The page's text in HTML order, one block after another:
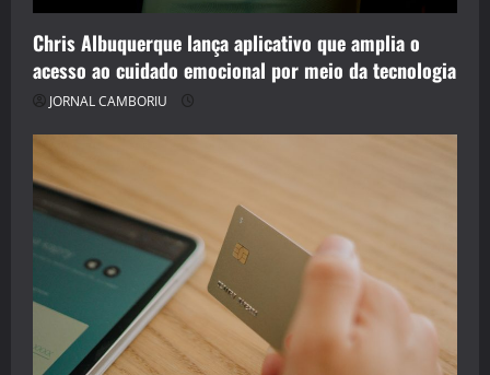
Chris Albuquerque lança aplicativo que amplia o
acesso ao cuidado emocional por meio da tecnologia
JORNAL CAMBORIU